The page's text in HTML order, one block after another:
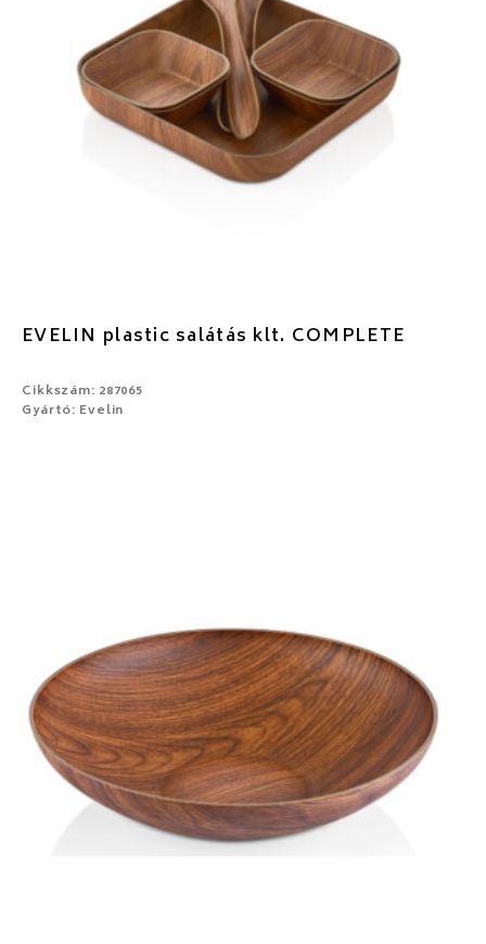
EVELIN plastic salátás klt. COMPLETE
Cikkszám: 287065
Gyártó: Evelin